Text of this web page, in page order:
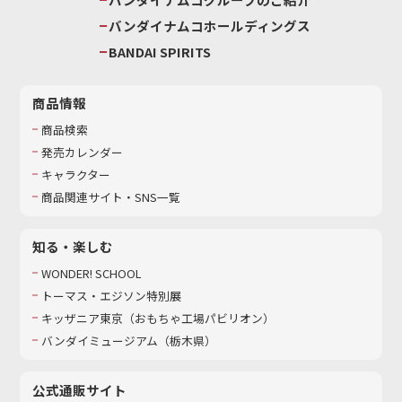
バンダイナムコホールディングス
BANDAI SPIRITS
商品情報
商品検索
発売カレンダー
キャラクター
商品関連サイト・SNS一覧
知る・楽しむ
WONDER! SCHOOL
トーマス・エジソン特別展
キッザニア東京（おもちゃ工場パビリオン）​
バンダイミュージアム（栃木県）
公式通販サイト